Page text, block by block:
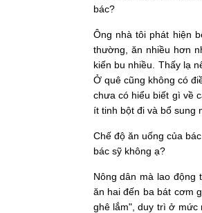
bác?
Ông nhà tôi phát hiện
thường, ăn nhiều hơn
kiến bu nhiều. Thấy lạ
Ở quê cũng không có
chưa có hiểu biết gì về
ít tinh bột đi và bổ sung
Chế độ ăn uống của
bác sỹ không ạ?
Nông dân mà lao động
ăn hai đến ba bát cơm
ghê lắm", duy trì ở mức